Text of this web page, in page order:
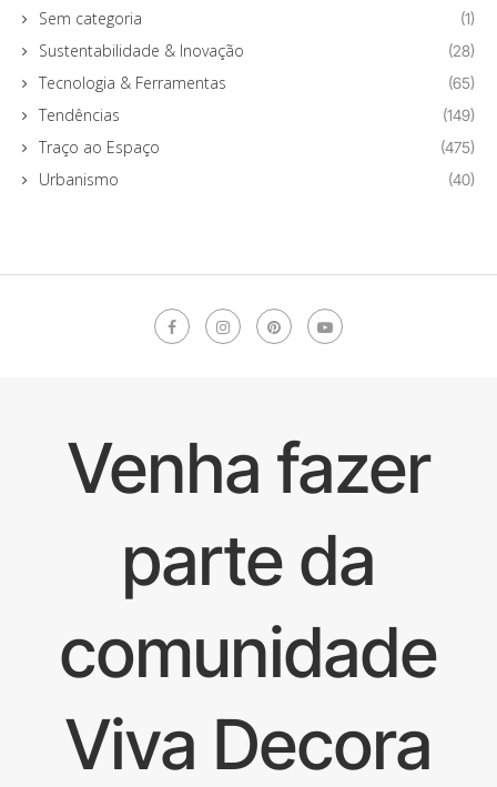
Sem categoria (1)
Sustentabilidade & Inovação (28)
Tecnologia & Ferramentas (65)
Tendências (149)
Traço ao Espaço (475)
Urbanismo (40)
Venha fazer
parte da
comunidade
Viva Decora